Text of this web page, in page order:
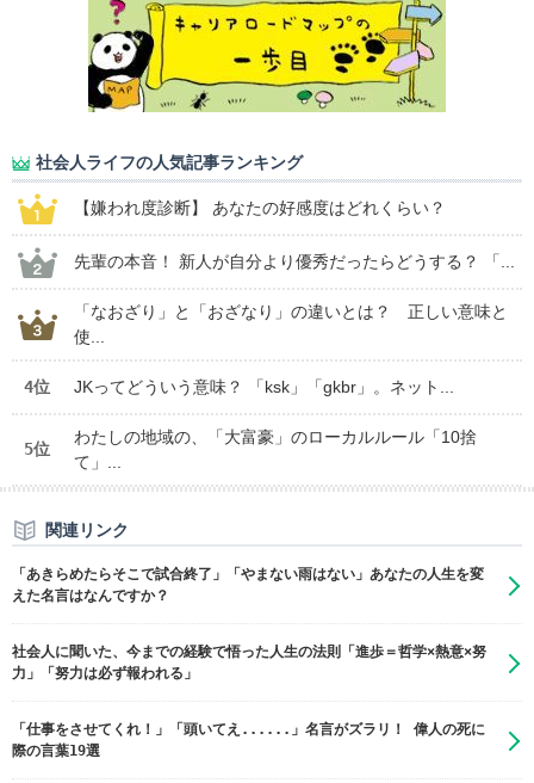
社会人ライフの人気記事ランキング
【嫌われ度診断】 あなたの好感度はどれくらい？
先輩の本音！ 新人が自分より優秀だったらどうする？ 「...
「なおざり」と「おざなり」の違いとは？ 正しい意味と
使...
4位 JKってどういう意味？ 「ksk」「gkbr」。ネット...
5位
わたしの地域の、「大富豪」のローカルルール「10捨
て」...
関連リンク
「あきらめたらそこで試合終了」「やまない雨はない」あなたの人生を変
えた名言はなんですか？
社会人に聞いた、今までの経験で悟った人生の法則「進歩＝哲学×熱意×努
力」「努力は必ず報われる」
「仕事をさせてくれ！」「頭いてえ......」名言がズラリ！ 偉人の死に
際の言葉19選